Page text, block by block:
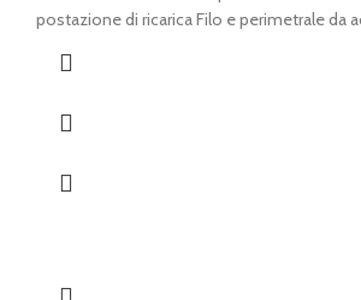
originale attuale
postazione di ricarica Filo e perimetrale da